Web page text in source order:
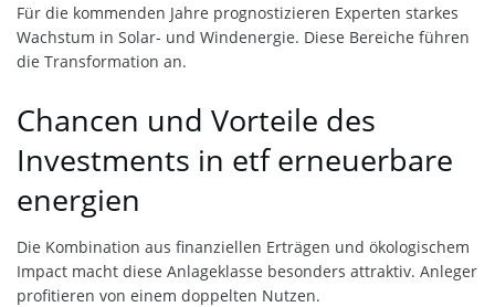
Für die kommenden Jahre prognostizieren Experten starkes
Wachstum in Solar- und Windenergie. Diese Bereiche führen
die Transformation an.
Chancen und Vorteile des
Investments in etf erneuerbare
energien
Die Kombination aus finanziellen Erträgen und ökologischem
Impact macht diese Anlageklasse besonders attraktiv. Anleger
profitieren von einem doppelten Nutzen.